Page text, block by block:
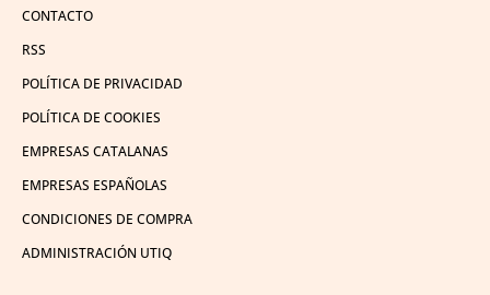
CONTACTO
RSS
POLÍTICA DE PRIVACIDAD
POLÍTICA DE COOKIES
EMPRESAS CATALANAS
EMPRESAS ESPAÑOLAS
CONDICIONES DE COMPRA
ADMINISTRACIÓN UTIQ